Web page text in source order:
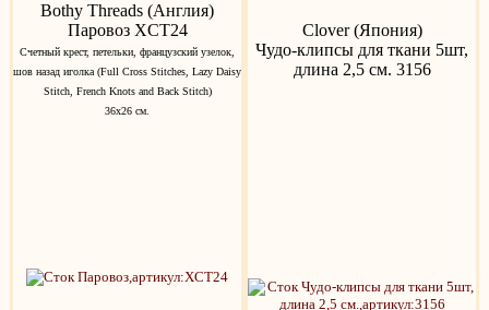
Bothy Threads (Англия)
Паровоз XCT24
Счетный крест, петельки, французский узелок,
шов назад иголка (Full Cross Stitches, Lazy Daisy
Stitch, French Knots and Back Stitch)
36х26 см.
Clover (Япония)
Чудо-клипсы для ткани 5шт,
длина 2,5 см. 3156